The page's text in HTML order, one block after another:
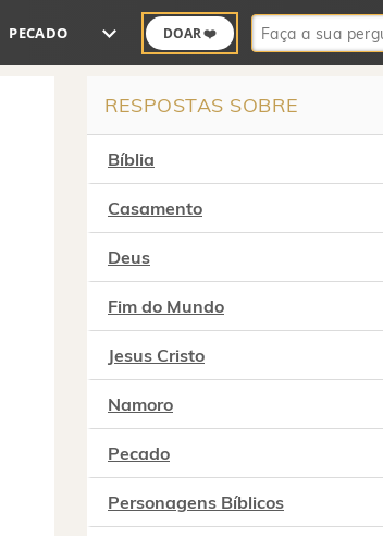
PECADO DOAR ❤️ Buscar:
RESPOSTAS SOBRE
Bíblia
Casamento
Deus
Fim do Mundo
Jesus Cristo
Namoro
Pecado
Personagens Bíblicos